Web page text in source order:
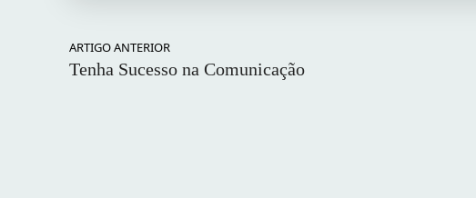
ARTIGO ANTERIOR
Tenha Sucesso na Comunicação